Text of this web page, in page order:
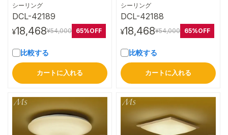
シーリング
DCL-42189
¥18,468¥54,000 65%OFF
比較する
カートに入れる
シーリング
DCL-42188
¥18,468¥54,000 65%OFF
比較する
カートに入れる